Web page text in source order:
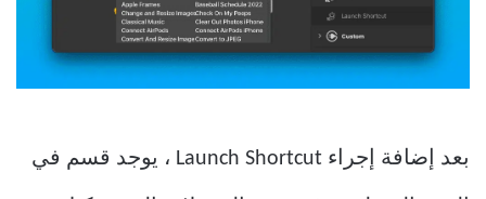
بعد إضافة إجراء Launch Shortcut ، يوجد قسم في